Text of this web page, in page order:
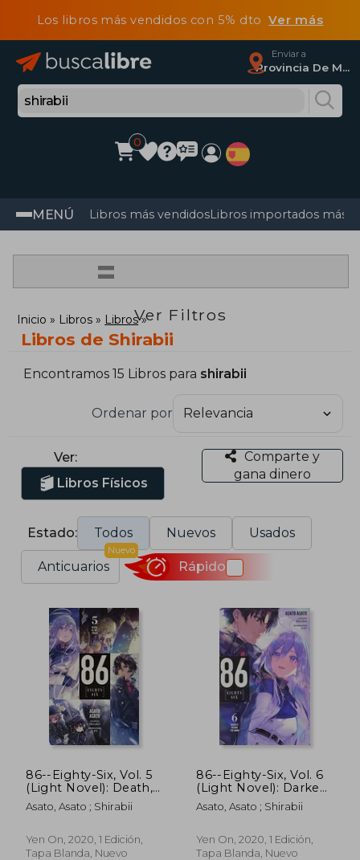
Los libros más vendidos con 5% dtoVer más
Enviar a
Provincia De Madrid
0
MENÚ Libros más vendidosLibros importados más
=
Ver Filtros
Inicio Libros Libros
Libros de Shirabii
Encontramos 15 Libros para shirabii
Ordenar por
Ver:
Libros Físicos
Comparte y
gana dinero
Estado: Todos Nuevos Usados
Anticuarios
Nuevo
Rápido
86--Eighty-Six, Vol. 5
(Light Novel): Death,
be not Proud (86--
Eighty-Six (Light
Asato, Asato ; Shirabii
Yen On, 2020, 1 Edición,
Tapa Blanda, Nuevo
86--Eighty-Six, Vol. 6
(Light Novel): Darkest
Before the Dawn (86-
-Eighty-Six (Light
Asato, Asato ; Shirabii
Yen On, 2020, 1 Edición,
Tapa Blanda, Nuevo